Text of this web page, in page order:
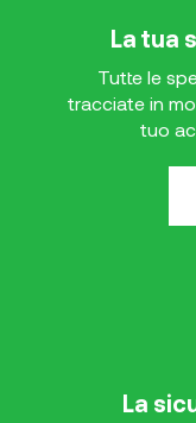
La tua
Tutte le
tracciate in
tuo
La